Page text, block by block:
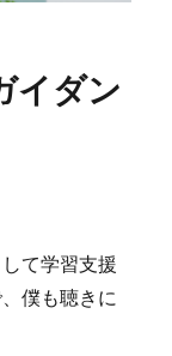
イダン
て学習支援
僕も聴きに